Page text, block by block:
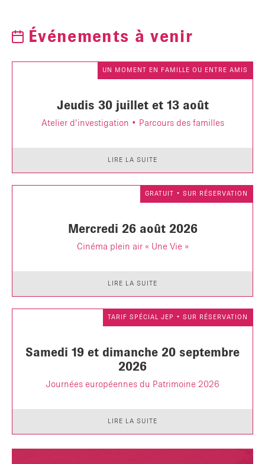
Événements à venir
UN MOMENT EN FAMILLE OU ENTRE AMIS
Jeudis 30 juillet et 13 août
Atelier d’investigation • Parcours des familles
LIRE LA SUITE
GRATUIT • SUR RÉSERVATION
Mercredi 26 août 2026
Cinéma plein air « Une Vie »
LIRE LA SUITE
TARIF SPÉCIAL JEP • SUR RÉSERVATION
Samedi 19 et dimanche 20 septembre
2026
Journées européennes du Patrimoine 2026
LIRE LA SUITE